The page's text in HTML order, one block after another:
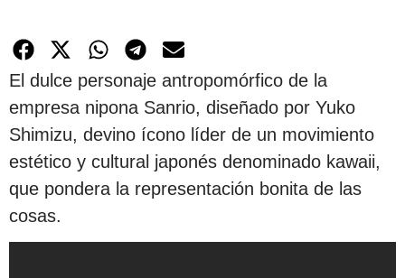
El dulce personaje antropomórfico de la
empresa nipona Sanrio, diseñado por Yuko
Shimizu, devino ícono líder de un movimiento
estético y cultural japonés denominado kawaii,
que pondera la representación bonita de las
cosas.